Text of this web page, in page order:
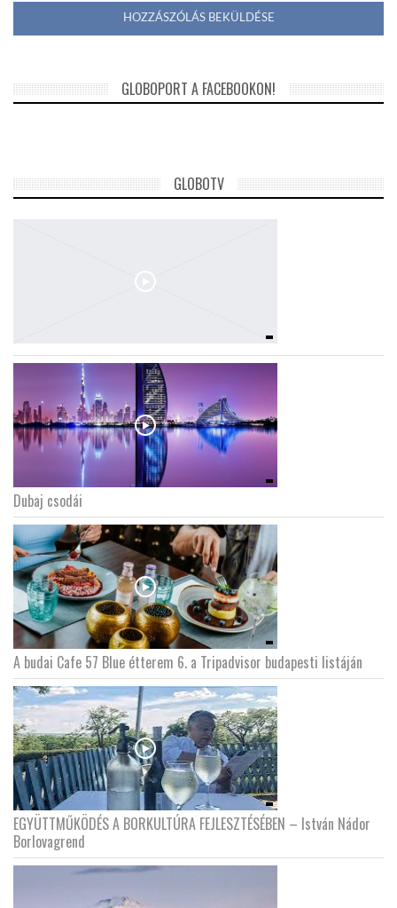
GLOBOPORT A FACEBOOKON!
GLOBOTV
Dubaj csodái
A budai Cafe 57 Blue étterem 6. a Tripadvisor budapesti listáján
EGYÜTTMŰKÖDÉS A BORKULTÚRA FEJLESZTÉSÉBEN – István Nádor
Borlovagrend